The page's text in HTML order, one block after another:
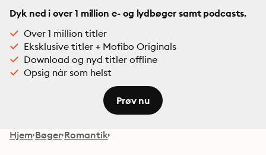
Dyk ned i over 1 million e- og lydbøger samt podcasts.
Over 1 million titler
Eksklusive titler + Mofibo Originals
Download og nyd titler offline
Opsig når som helst
Prøv nu
Hjem Bøger Romantik